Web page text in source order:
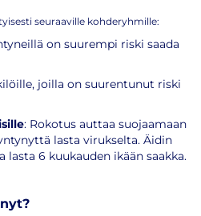
seuraaville kohderyhmille:
on suurempi riski saada
joilla on suurentunut riski
: Rokotus auttaa suojaamaan
lasta virukselta. Äidin
6 kuukauden ikään saakka.